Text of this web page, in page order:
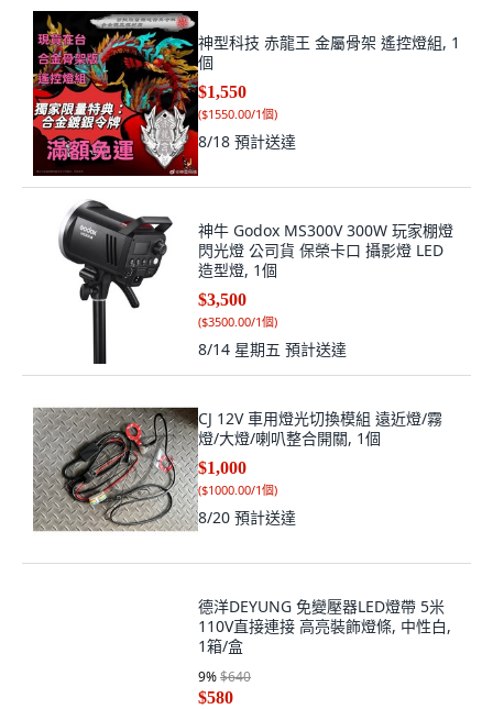
神型科技 赤龍王 金屬骨架 遙控燈組, 1
個
$1,550
($1550.00/1個)
8/18 預計送達
神牛 Godox MS300V 300W 玩家棚燈
閃光燈 公司貨 保榮卡口 攝影燈 LED
造型燈, 1個
$3,500
($3500.00/1個)
8/14 星期五 預計送達
CJ 12V 車用燈光切換模組 遠近燈/霧
燈/大燈/喇叭整合開關, 1個
$1,000
($1000.00/1個)
8/20 預計送達
德洋DEYUNG 免變壓器LED燈帶 5米
110V直接連接 高亮裝飾燈條, 中性白,
1箱/盒
9%$640
$580